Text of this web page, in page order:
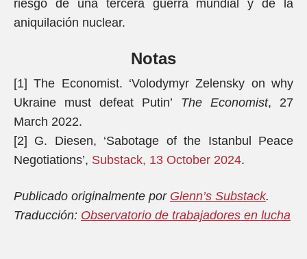
riesgo de una tercera guerra mundial y de la
aniquilación nuclear.
Notas
[1] The Economist. ‘Volodymyr Zelensky on why
Ukraine must defeat Putin’ The Economist, 27
March 2022.
[2] G. Diesen, ‘Sabotage of the Istanbul Peace
Negotiations’, Substack, 13 October 2024.
Publicado originalmente por Glenn’s Substack.
Traducción: Observatorio de trabajadores en lucha